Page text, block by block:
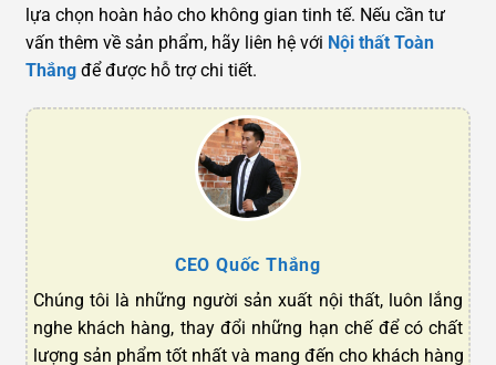
lựa chọn hoàn hảo cho không gian tinh tế. Nếu cần tư
vấn thêm về sản phẩm, hãy liên hệ với Nội thất Toàn
Thắng để được hỗ trợ chi tiết.
CEO Quốc Thắng
Chúng tôi là những người sản xuất nội thất, luôn lắng
nghe khách hàng, thay đổi những hạn chế để có chất
lượng sản phẩm tốt nhất và mang đến cho khách hàng